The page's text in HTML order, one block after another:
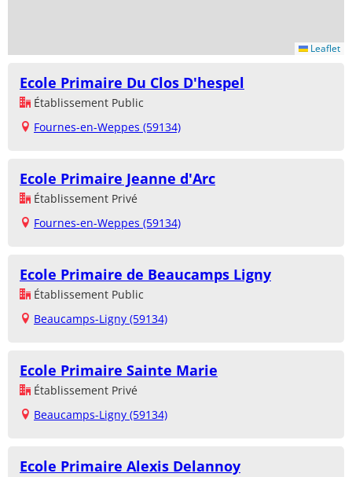
Leaflet
Ecole Primaire Du Clos D'hespel
Établissement Public
Fournes-en-Weppes (59134)
Ecole Primaire Jeanne d'Arc
Établissement Privé
Fournes-en-Weppes (59134)
Ecole Primaire de Beaucamps Ligny
Établissement Public
Beaucamps-Ligny (59134)
Ecole Primaire Sainte Marie
Établissement Privé
Beaucamps-Ligny (59134)
Ecole Primaire Alexis Delannoy